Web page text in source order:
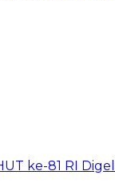
ke-81 RI